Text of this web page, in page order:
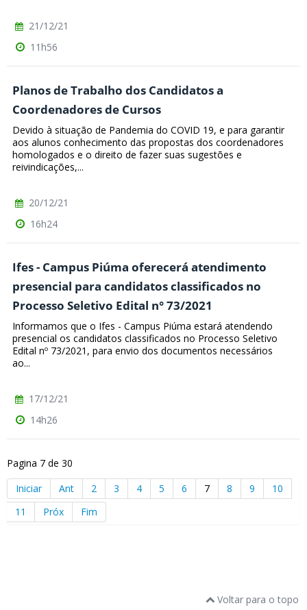
21/12/21
11h56
Planos de Trabalho dos Candidatos a
Coordenadores de Cursos
Devido à situação de Pandemia do COVID 19, e para garantir
aos alunos conhecimento das propostas dos coordenadores
homologados e o direito de fazer suas sugestões e
reivindicações,...
20/12/21
16h24
Ifes - Campus Piúma oferecerá atendimento
presencial para candidatos classificados no
Processo Seletivo Edital n° 73/2021
Informamos que o Ifes - Campus Piúma estará atendendo
presencial os candidatos classificados no Processo Seletivo
Edital nº 73/2021, para envio dos documentos necessários
ao...
17/12/21
14h26
Pagina 7 de 30
Iniciar
Ant 2 3 4 5 6 7 8 9
10
11
Próx Fim
Voltar para o topo